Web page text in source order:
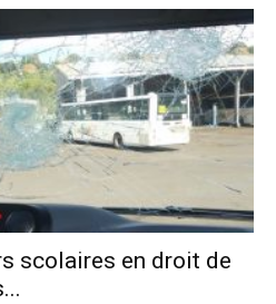
scolaires en droit de